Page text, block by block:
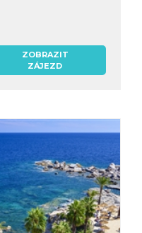
ZOBRAZIT
ZÁJEZD